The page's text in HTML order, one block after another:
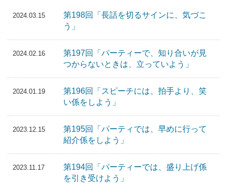
2024.03.15
第198回「長話を切るサインに、気づこ
う」
2024.02.16
第197回「パーティーで、知り合いが見
つからないときは、立っていよう」
2024.01.19
第196回「スピーチには、拍手より、笑
い係をしよう」
2023.12.15
第195回「パーティでは、早めに行って
紹介係をしよう」
2023.11.17
第194回「パーティーでは、盛り上げ係
を引き受けよう」